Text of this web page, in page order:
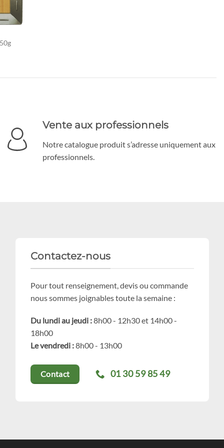
Vente aux professionnels
Notre catalogue produit s’adresse uniquement aux
professionnels.
Contactez-nous
Pour tout renseignement, devis ou commande
nous sommes joignables toute la semaine :
Du lundi au jeudi :8h00 - 12h30 et 14h00 -
18h00
Le vendredi :8h00 - 13h00
Contact 01 30 59 85 49